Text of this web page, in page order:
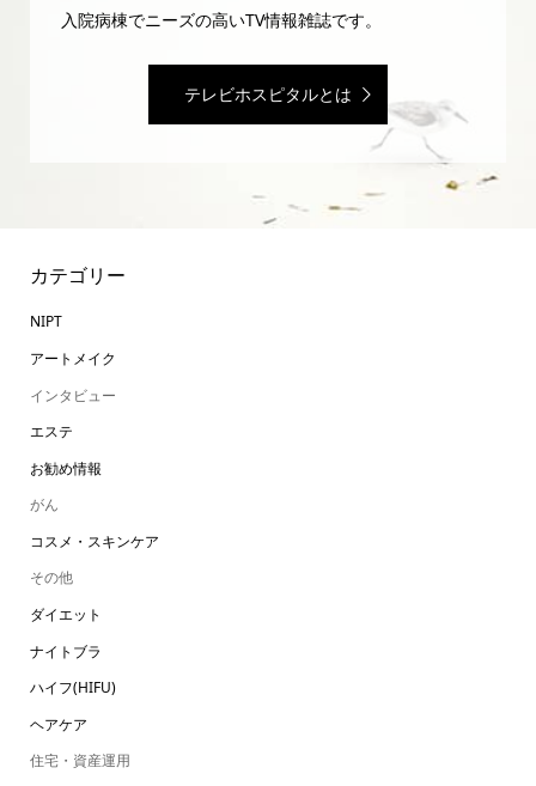
入院病棟でニーズの高いTV情報雑誌です。
テレビホスピタルとは
カテゴリー
NIPT
アートメイク
インタビュー
エステ
お勧め情報
がん
コスメ・スキンケア
その他
ダイエット
ナイトブラ
ハイフ(HIFU)
ヘアケア
住宅・資産運用